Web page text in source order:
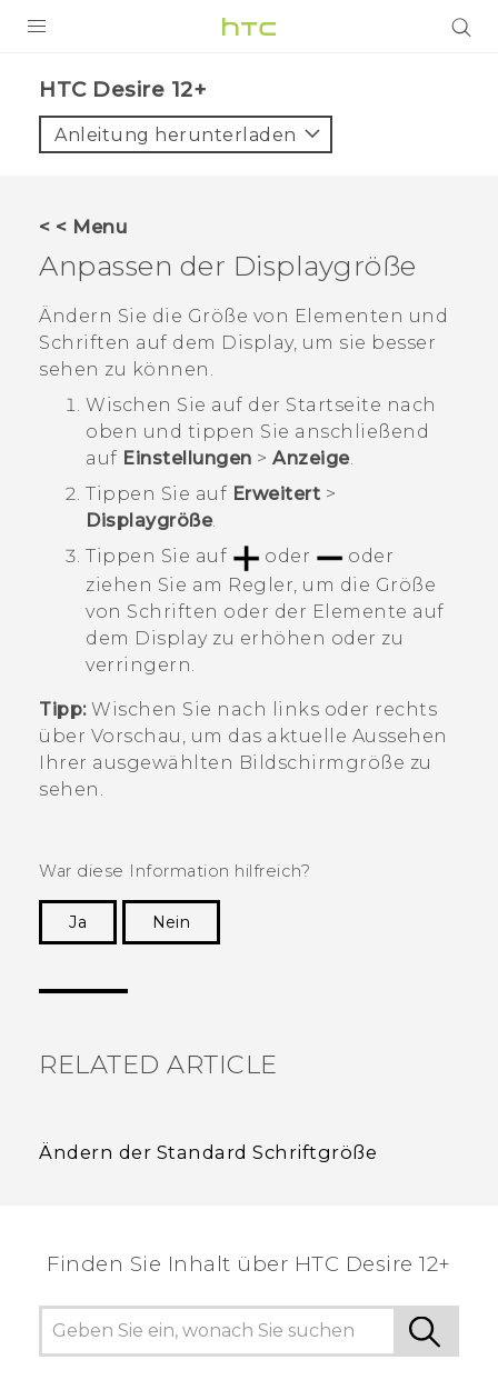
VIVE
UNTERSTÜTZUNG
HTC-Geräte und Zubehör
Anmelden
HTC Desire 12+‎
Anleitung herunterladen
< < Menu
Anpassen der Displaygröße
Ändern Sie die Größe von Elementen und
Schriften auf dem Display, um sie besser
sehen zu können.
Wischen Sie auf der Startseite nach
oben und tippen Sie anschließend
auf Einstellungen > Anzeige.
Tippen Sie auf Erweitert >
Displaygröße.
Tippen Sie auf
oder
oder
ziehen Sie am Regler, um die Größe
von Schriften oder der Elemente auf
dem Display zu erhöhen oder zu
verringern.
Tipp:Wischen Sie nach links oder rechts
über Vorschau
, um das aktuelle Aussehen
Ihrer ausgewählten Bildschirmgröße zu
sehen.
War diese Information hilfreich?
Ja
Nein
RELATED ARTICLE
Ändern der Standard Schriftgröße
Finden Sie Inhalt über‎ HTC Desire 12+